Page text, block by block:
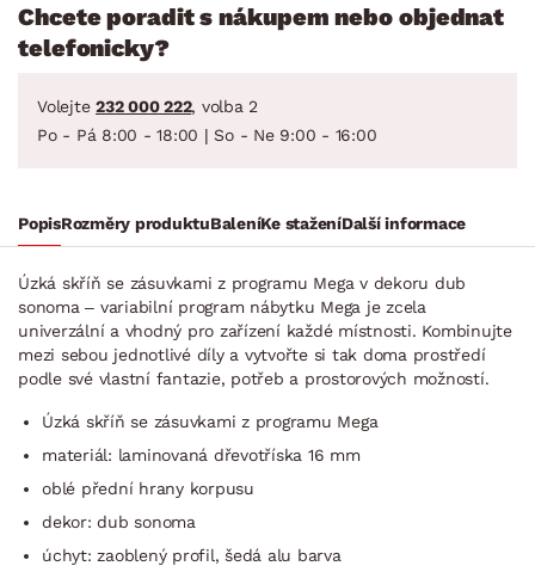
Chcete poradit s nákupem nebo objednat
telefonicky?
Volejte 232 000 222, volba 2
Po - Pá 8:00 - 18:00 | So - Ne 9:00 - 16:00
PopisRozměry produktuBaleníKe staženíDalší informace
Úzká skříň se zásuvkami z programu Mega v dekoru dub
sonoma – variabilní program nábytku Mega je zcela
univerzální a vhodný pro zařízení každé místnosti. Kombinujte
mezi sebou jednotlivé díly a vytvořte si tak doma prostředí
podle své vlastní fantazie, potřeb a prostorových možností.
Úzká skříň se zásuvkami z programu Mega
materiál: laminovaná dřevotříska 16 mm
oblé přední hrany korpusu
dekor: dub sonoma
úchyt: zaoblený profil, šedá alu barva